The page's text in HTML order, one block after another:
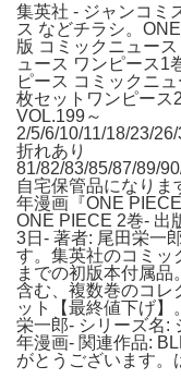
集英社 - ジャンコミ
ス などチラシ。
版 コミックニュー
ュース ワンピース1
ピース コミックニ
枚セットワンピース
VOL.199～
2/5/6/10/11/18/23/
折れあり
81/82/83/85/87/89/
自宅保管品になり
年漫画『ONE
ONE PIECE 2巻- 出
3日- 著者: 尾田栄一
す。集英社のコミッ
までの初版本付属
含む、複数巻のコレ
ット【最終値下げ】
栄一郎- シリーズ名:
年漫画- 関連作品:
がとうございます。